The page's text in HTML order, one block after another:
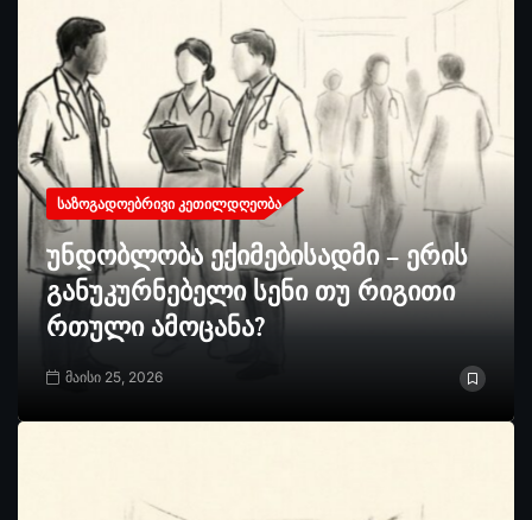
ᲡᲐᲖᲝᲒᲐᲓᲝᲔᲑᲠᲘᲕᲘ ᲙᲔᲗᲘᲚᲓᲦᲔᲝᲑᲐ
უნდობლობა ექიმებისადმი – ერის
განუკურნებელი სენი თუ რიგითი
რთული ამოცანა?
მაისი 25, 2026